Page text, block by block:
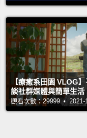
棒的聖誕市集商圈。它
聖誕市集。
start a visit to Zagreb
the most historic
called St. Mark's
middle. Zagreb has
【療癒系田園 VLOG
談社群媒體與簡單生活
觀看次數：29999 • 2021-